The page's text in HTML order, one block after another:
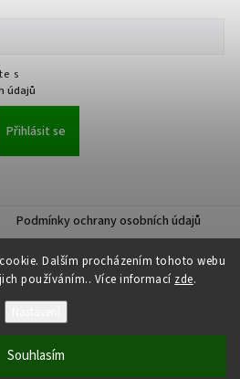
Dalším procházením tohoto webu
používáním.. Více informací zde.
Souhlasím
s
údajů
Přihlásit se
Podmínky ochrany osobních údajů
s.r.o.. Všechna práva vyhrazena.
nastavení cookies